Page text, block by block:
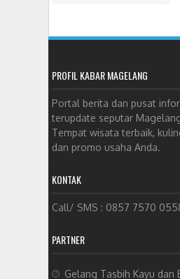
PROFIL KABAR MAGELANG
Portal berita dan pusat
terupdate seputar
Tempat wisata terbaik,
dan promo usaha Anda.
KONTAK
Call/ SMS : 0857 7570
PARTNER
Gelang Tasbih Kayu dan